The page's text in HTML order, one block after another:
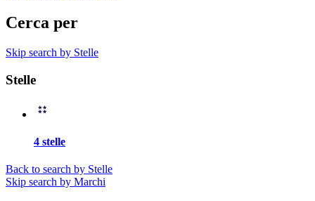
Cerca per
Skip search by Stelle
Stelle
4 stelle
Back to search by Stelle
Skip search by Marchi